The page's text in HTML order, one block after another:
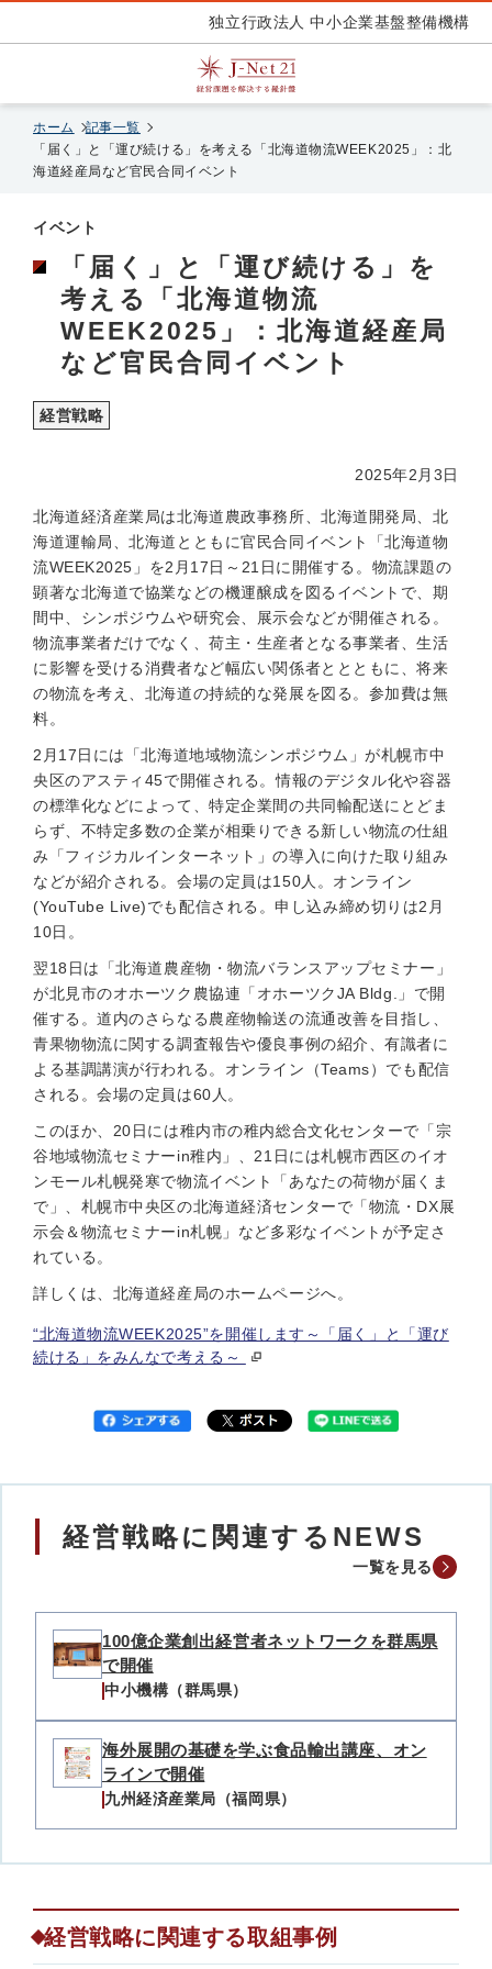
独立行政法人 中小企業基盤整備機構
ホーム
記事一覧
「届く」と「運び続ける」を考える「北海道物流WEEK2025」：北
海道経産局など官民合同イベント
イベント
「届く」と「運び続ける」を
考える「北海道物流
WEEK2025」：北海道経産局
など官民合同イベント
経営戦略
2025年2月3日
北海道経済産業局は北海道農政事務所、北海道開発局、北
海道運輸局、北海道とともに官民合同イベント「北海道物
流WEEK2025」を2月17日～21日に開催する。物流課題の
顕著な北海道で協業などの機運醸成を図るイベントで、期
間中、シンポジウムや研究会、展示会などが開催される。
物流事業者だけでなく、荷主・生産者となる事業者、生活
に影響を受ける消費者など幅広い関係者ととともに、将来
の物流を考え、北海道の持続的な発展を図る。参加費は無
料。
2月17日には「北海道地域物流シンポジウム」が札幌市中
央区のアスティ45で開催される。情報のデジタル化や容器
の標準化などによって、特定企業間の共同輸配送にとどま
らず、不特定多数の企業が相乗りできる新しい物流の仕組
み「フィジカルインターネット」の導入に向けた取り組み
などが紹介される。会場の定員は150人。オンライン
(YouTube Live)でも配信される。申し込み締め切りは2月
10日。
翌18日は「北海道農産物・物流バランスアップセミナー」
が北見市のオホーツク農協連「オホーツクJA Bldg.」で開
催する。道内のさらなる農産物輸送の流通改善を目指し、
青果物物流に関する調査報告や優良事例の紹介、有識者に
よる基調講演が行われる。オンライン（Teams）でも配信
される。会場の定員は60人。
このほか、20日には稚内市の稚内総合文化センターで「宗
谷地域物流セミナーin稚内」、21日には札幌市西区のイオ
ンモール札幌発寒で物流イベント「あなたの荷物が届くま
で」、札幌市中央区の北海道経済センターで「物流・DX展
示会＆物流セミナーin札幌」など多彩なイベントが予定さ
れている。
詳しくは、北海道経産局のホームページへ。
“北海道物流WEEK2025”を開催します～「届く」と「運び
続ける」をみんなで考える～
経営戦略に関連するNEWS
一覧を見る
100億企業創出経営者ネットワークを群馬県
で開催
中小機構（群馬県）
海外展開の基礎を学ぶ食品輸出講座、オン
ラインで開催
九州経済産業局（福岡県）
経営戦略に関連する取組事例